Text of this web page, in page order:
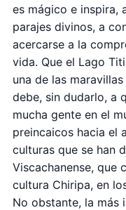
es mágico e inspira,
parajes divinos, a
acercarse a la
vida. Que el Lago
una de las
debe, sin dudarlo, a
mucha gente en el
preincaicos hacia el
culturas que se han
Viscachanense, que
cultura Chiripa, en
No obstante, la más